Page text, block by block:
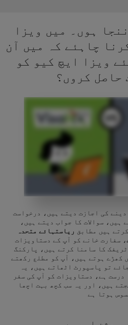
ہوں۔ میں ویزا
چاہئے کہ میں آن
ویزا ایچ کیو کو
حاصل کروں؟
دینے کی اجازت دیتے ہیں، درخواست
ہیں، سوالات کا جواب دیتے ہیں،
ہیں مطابق
ریاستہائے متحدہ
، سفارت خانے کو آپ کے دستاویزات
کا سامنا کرتے ہیں، پارکنگ
کھڑے ہوتے ہیں، آپ کو مطلع رکھتے
تو پاسپورٹ اٹھاتے ہیں، یہ
درست ہے، دستاویزات کو آپ کی سفر
ہیں، اور یہ سب کچھ بہت اچھا
ہوتا ہے